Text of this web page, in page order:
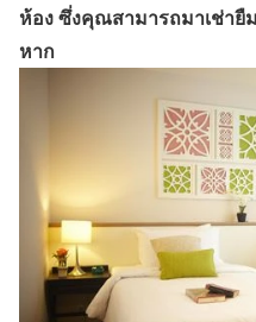
ห้อง ซึ่งคุณสามารถมาเช่ายื
หาก